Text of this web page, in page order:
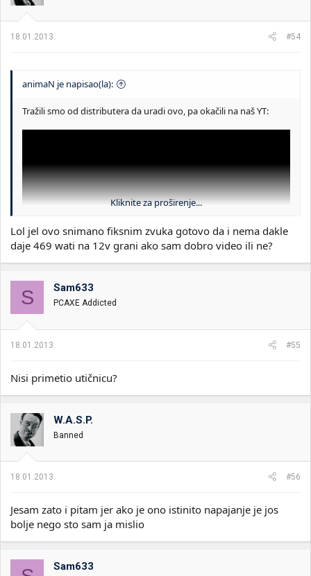
18.01.2013. #54
animaN je napisao(la):
Tražili smo od distributera da uradi ovo, pa okačili na naš YT:
javimo šta i kako. Za LCP u tom cenovnom rangu već znamo da
opravdava uložen novac.
Kliknite za proširenje...
Lol jel ovo snimano fiksnim zvuka gotovo da i nema dakle
daje 469 wati na 12v grani ako sam dobro video ili ne?
S Sam633
PCAXE Addicted
18.01.2013. #55
Nisi primetio utičnicu?
W.A.S.P.
Banned
18.01.2013. #56
Jesam zato i pitam jer ako je ono istinito napajanje je jos
bolje nego sto sam ja mislio
Sam633